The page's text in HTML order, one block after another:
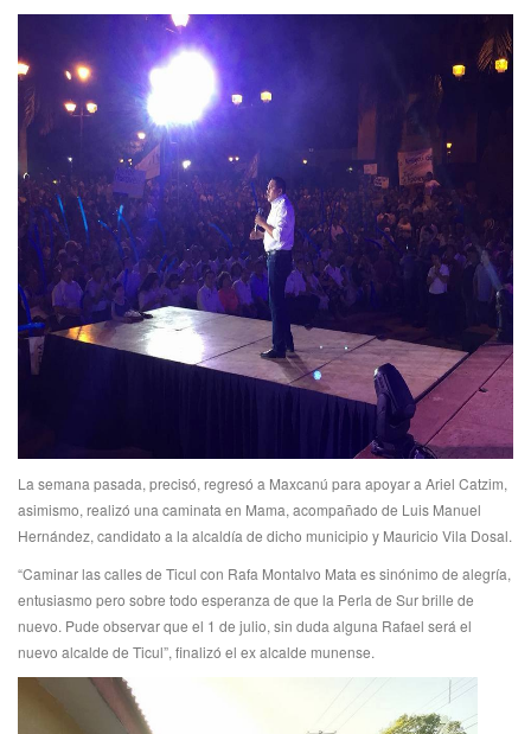
La semana pasada, precisó, regresó a Maxcanú para apoyar a Ariel Catzim,
asimismo, realizó una caminata en Mama, acompañado de Luis Manuel
Hernández, candidato a la alcaldía de dicho municipio y Mauricio Vila Dosal.
“Caminar las calles de Ticul con Rafa Montalvo Mata es sinónimo de alegría,
entusiasmo pero sobre todo esperanza de que la Perla de Sur brille de
nuevo. Pude observar que el 1 de julio, sin duda alguna Rafael será el
nuevo alcalde de Ticul”, finalizó el ex alcalde munense.